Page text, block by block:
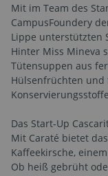
Mit im Team des
CampusFoundery
Lippe unterstützten
Hinter Miss Mineva
Tütensuppen aus
Hülsenfrüchten und
Das Start-Up
Mit Caraté bietet
Kaffeekirsche,
Ob heiß gebrüht